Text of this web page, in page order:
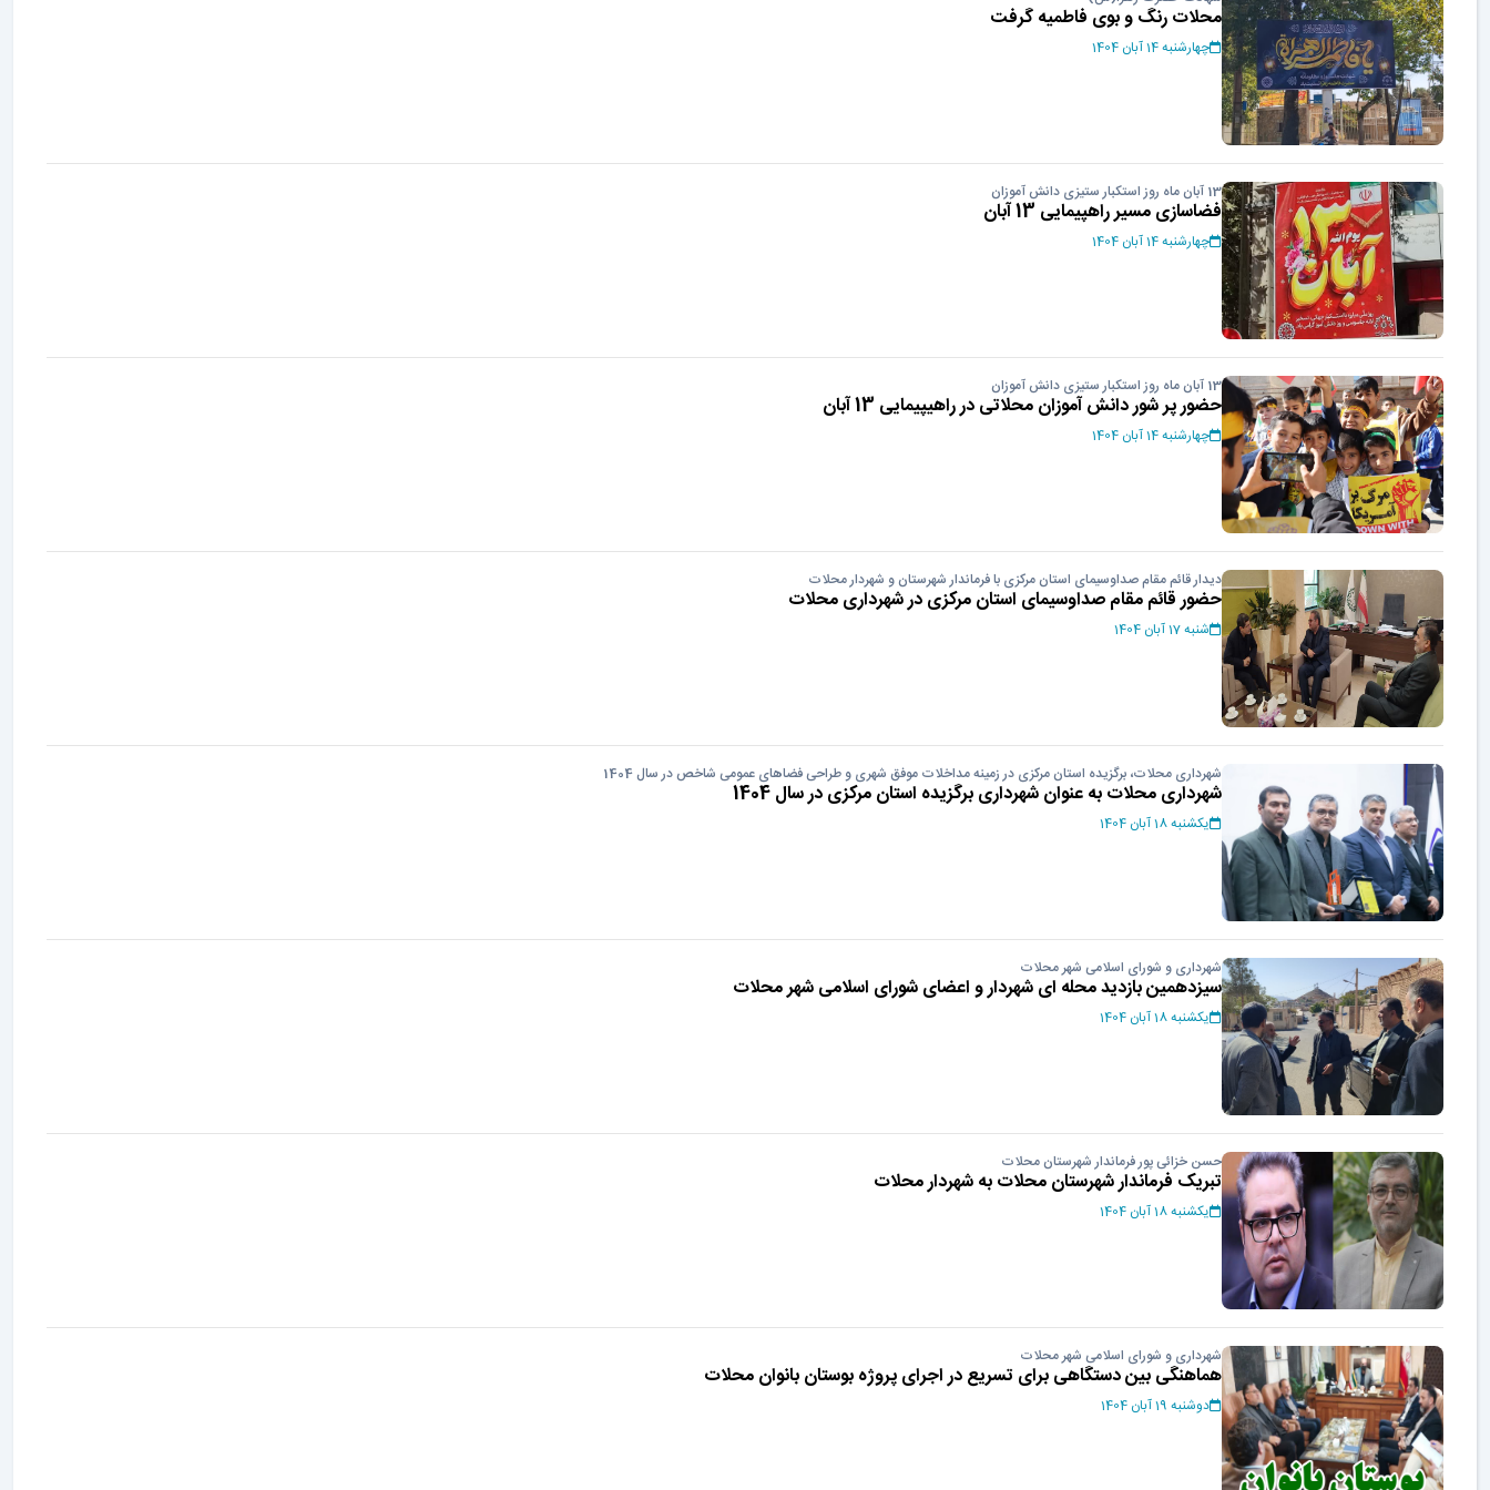
محلات رنگ و بوی فاطمیه گرفت
چهارشنبه 14 آبان 1404
13 آبان ماه روز استکبار ستیزی دانش آموزان
فضاسازی مسیر راهپیمایی 13 آبان
چهارشنبه 14 آبان 1404
13 آبان ماه روز استکبار ستیزی دانش آموزان
حضور پر شور دانش آموزان محلاتی در راهیپیمایی 13 آبان
چهارشنبه 14 آبان 1404
دیدار قائم مقام صداوسیمای استان مرکزی با فرماندار شهرستان و شهردار محلات
حضور قائم مقام صداوسیمای استان مرکزی در شهرداری محلات
شنبه 17 آبان 1404
شهرداری محلات، برگزیده استان مرکزی در زمینه مداخلات موفق شهری و طراحی فضاهای عمومی شاخص در سال 1404
شهرداری محلات به عنوان شهرداری برگزیده استان مرکزی در سال 1404
یکشنبه 18 آبان 1404
شهرداری و شورای اسلامی شهر محلات
سیزدهمین بازدید محله ای شهردار و اعضای شورای اسلامی شهر محلات
یکشنبه 18 آبان 1404
حسن خزائی پور فرماندار شهرستان محلات
تبریک فرماندار شهرستان محلات به شهردار محلات
یکشنبه 18 آبان 1404
شهرداری و شورای اسلامی شهر محلات
هماهنگی بین دستگاهی برای تسریع در اجرای پروژه بوستان بانوان محلات
دوشنبه 19 آبان 1404